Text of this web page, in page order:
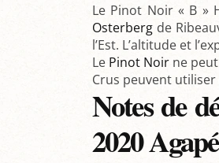
Le Pinot Noir « B »
Osterberg de
l’Est. L’altitude et
Le Pinot Noir ne
Crus peuvent
Notes de
2020 Agapé